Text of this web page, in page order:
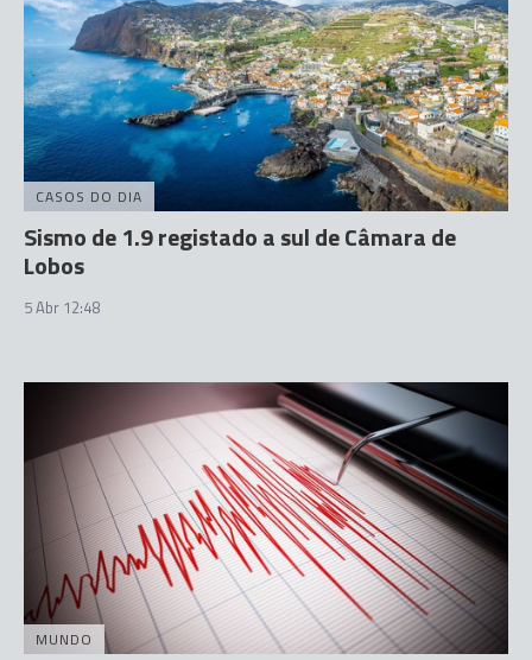
CASOS DO DIA
Sismo de 1.9 registado a sul de Câmara de
Lobos
5 Abr 12:48
MUNDO